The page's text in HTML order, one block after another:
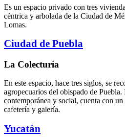
Es un espacio privado con tres
céntrica y arbolada de la Ciudad de
Lomas.
Ciudad de Puebla
La Colecturía
En este espacio, hace tres siglos, se
agropecuarios del obispado de
contemporánea y social, cuenta con un
cafetería y galería.
Yucatán